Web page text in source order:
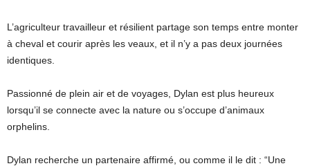
L’agriculteur travailleur et résilient partage son temps entre monter
à cheval et courir après les veaux, et il n’y a pas deux journées
identiques.
Passionné de plein air et de voyages, Dylan est plus heureux
lorsqu’il se connecte avec la nature ou s’occupe d’animaux
orphelins.
Dylan recherche un partenaire affirmé, ou comme il le dit : “Une